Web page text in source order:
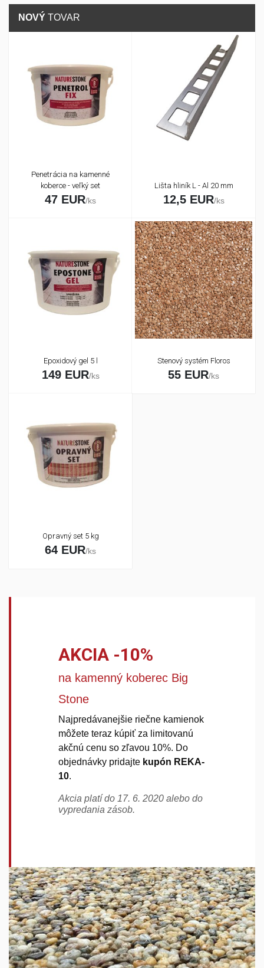
NOVÝ TOVAR
Penetrácia na kamenné
koberce - veľký set
47 EUR/ks
Lišta hliník L - Al 20 mm
12,5 EUR/ks
Epoxidový gel 5 l
149 EUR/ks
Stenový systém Floros
55 EUR/ks
Opravný set 5 kg
64 EUR/ks
AKCIA -10%
na kamenný koberec Big
Stone
Najpredávanejšie riečne kamienok
môžete teraz kúpiť za limitovanú
akčnú cenu so zľavou 10%. Do
objednávky pridajte kupón REKA-
10.
Akcia platí do 17. 6. 2020 alebo do
vypredania zásob.